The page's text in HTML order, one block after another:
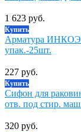
1 623 руб.
Купить
Арматура
упак.-25шт.
227 руб.
Купить
Сифон для
отв. под стир.
320 руб.